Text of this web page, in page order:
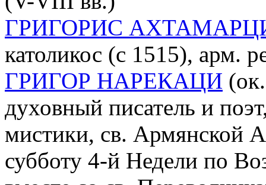
ГРИГОРИС
католикос (с 1515), арм.
ГРИГОР НАРЕКАЦИ
духовный писатель и
мистики, св. Армянской
субботу 4-й Недели по